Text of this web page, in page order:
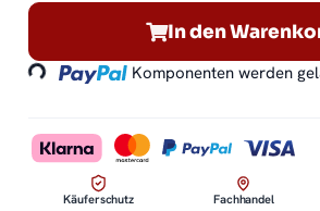
In den
Loading... Komponenten werden
Käuferschutz Fachhandel